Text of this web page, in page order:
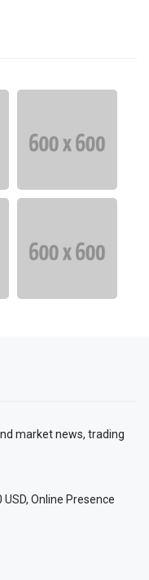
market news, trading
Online Presence